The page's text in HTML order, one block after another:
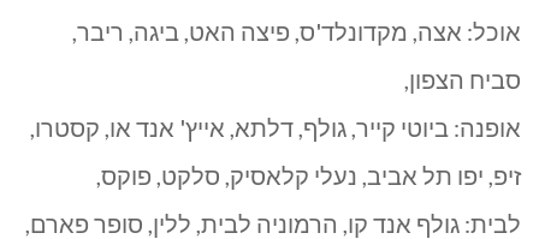
אוכל: אצה, מקדונלד'ס, פיצה האט, ביגה, ריבר,
סביח הצפון,
אופנה: ביוטי קייר, גולף, דלתא, אייץ' אנד או, קסטרו,
זיפ, יפו תל אביב, נעלי קלאסיק, סלקט, פוקס,
לבית: גולף אנד קו, הרמוניה לבית, ללין, סופר פארם,